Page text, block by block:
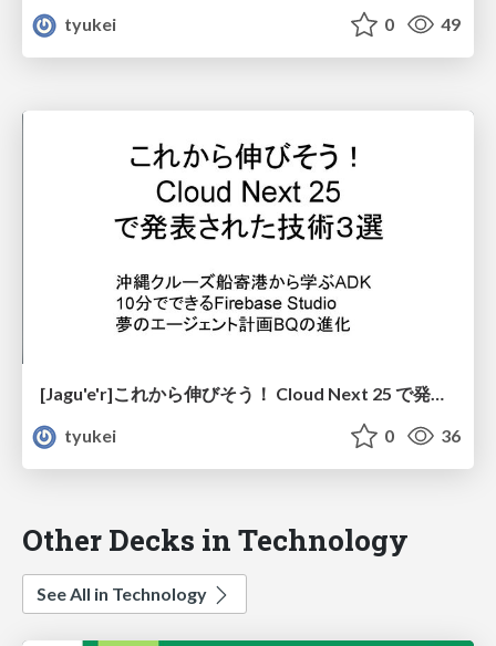
tyukei
0 49
[Jagu'e'r]これから伸びそう！ Cloud Next 25 で発表された技術３選
tyukei
0 36
Other Decks in Technology
See All in Technology